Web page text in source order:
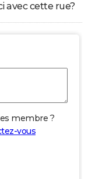
avec cette rue?
membre ?
vous